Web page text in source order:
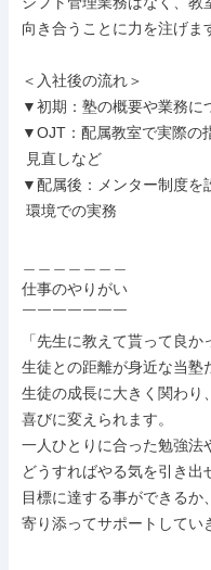
向き合うことに力を注げま
＜入社後の流れ＞
▼初期：塾の概要や業務に
▼OJT：配属教室で実際の
▼配属後：メンター制度を
仕事のやりがい
￣￣￣￣￣￣￣
「先生に教えて貰って良か
生徒との距離が身近な当塾
生徒の成長に大きく関わり
喜びに変えられます。
一人ひとりに合った勉強法
どうすればやる気を引き出
目標に達する事ができるか
寄り添ってサポートしてい